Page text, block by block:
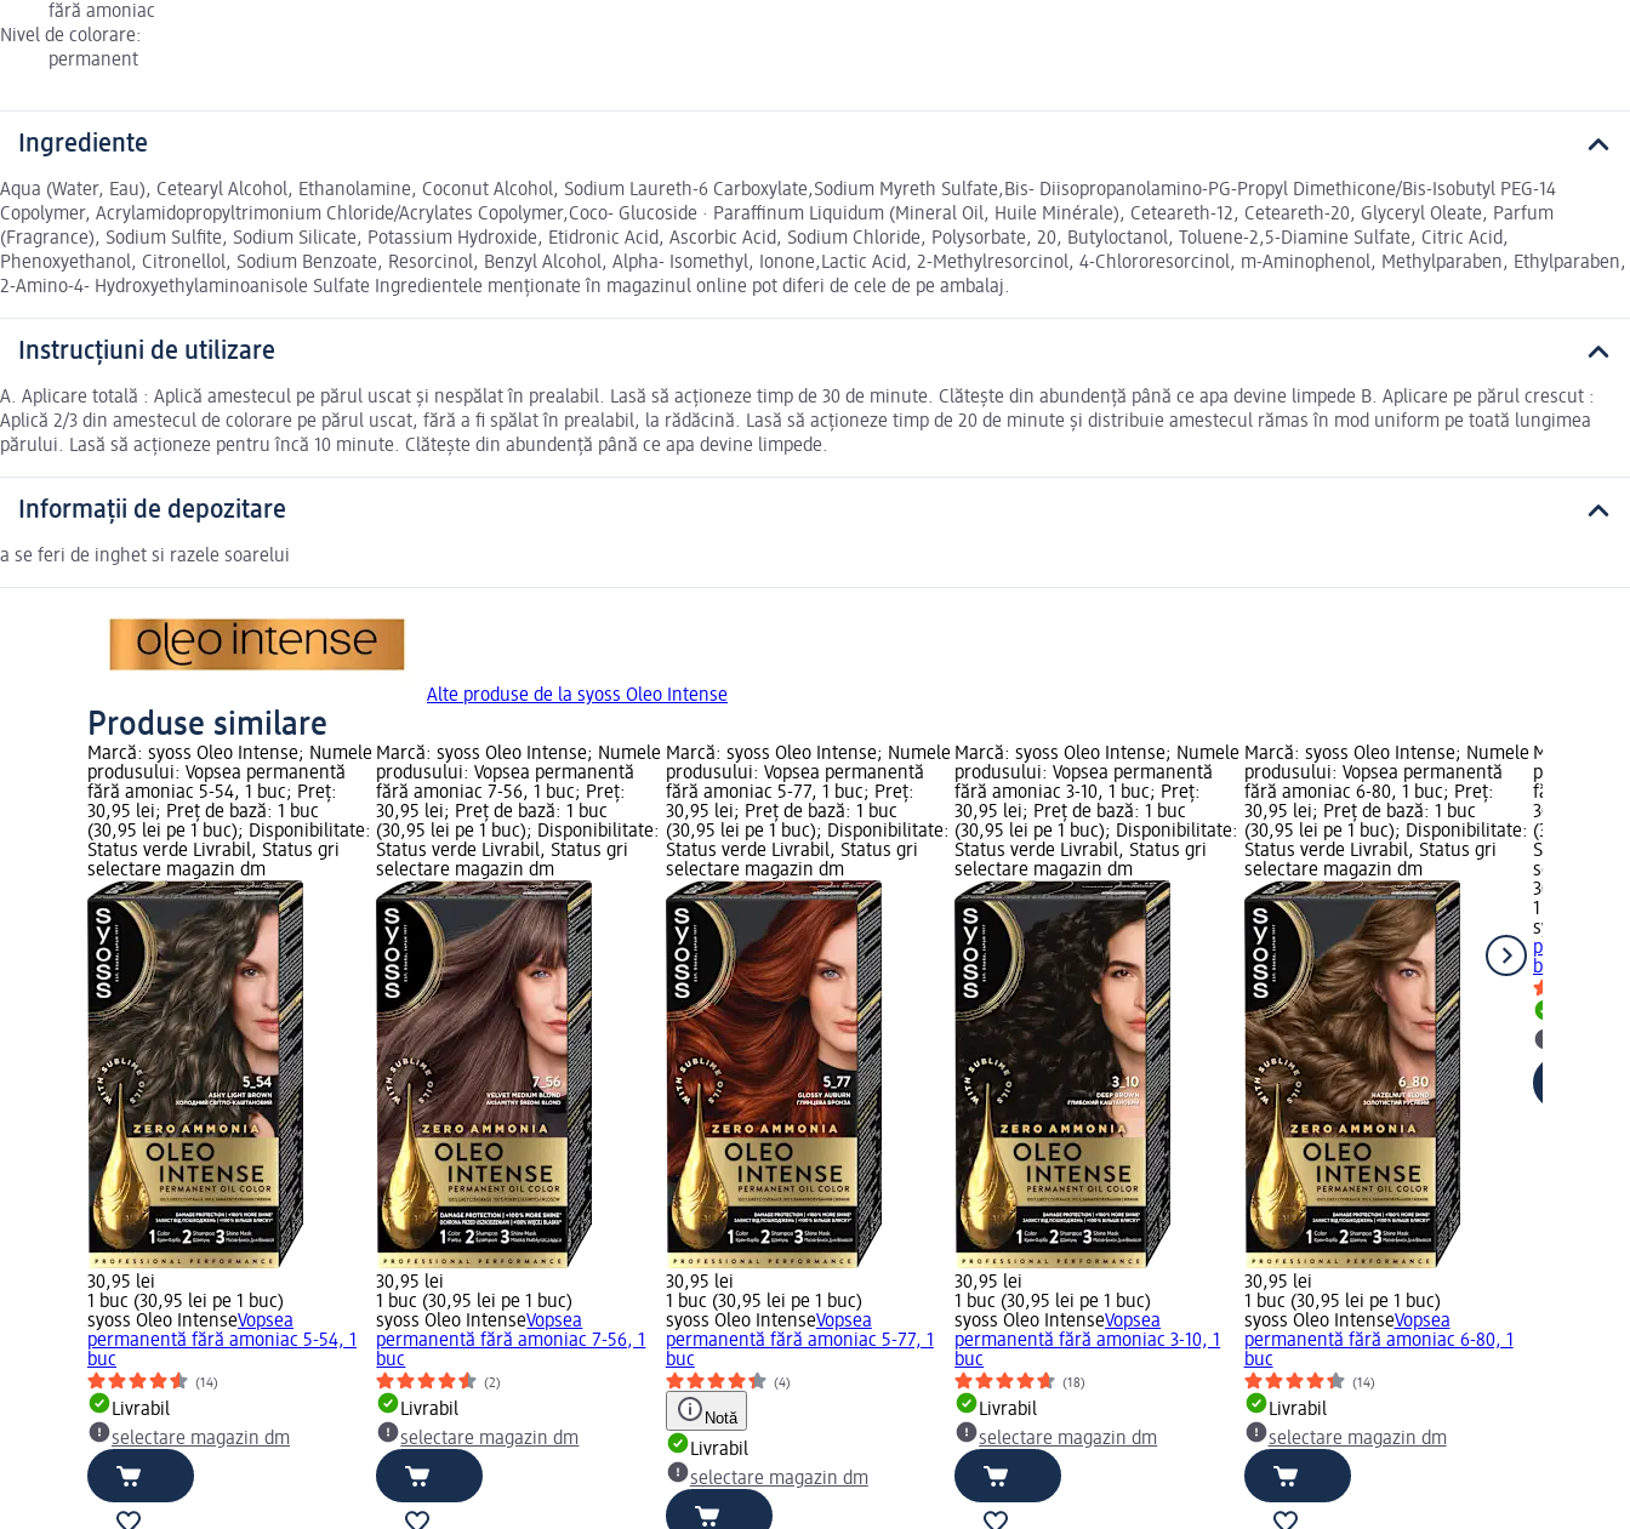
fără amoniac
Nivel de colorare:
permanent
Ingrediente
Aqua (Water, Eau), Cetearyl Alcohol, Ethanolamine, Coconut Alcohol, Sodium Laureth-6 Carboxylate,Sodium Myreth Sulfate,Bis- Diisopropanolamino-PG-Propyl Dimethicone/Bis-Isobutyl PEG-14
Copolymer, Acrylamidopropyltrimonium Chloride/Acrylates Copolymer,Coco- Glucoside · Paraffinum Liquidum (Mineral Oil, Huile Minérale), Ceteareth-12, Ceteareth-20, Glyceryl Oleate, Parfum
(Fragrance), Sodium Sulfite, Sodium Silicate, Potassium Hydroxide, Etidronic Acid, Ascorbic Acid, Sodium Chloride, Polysorbate, 20, Butyloctanol, Toluene-2,5-Diamine Sulfate, Citric Acid,
Phenoxyethanol, Citronellol, Sodium Benzoate, Resorcinol, Benzyl Alcohol, Alpha- Isomethyl, Ionone,Lactic Acid, 2-Methylresorcinol, 4-Chlororesorcinol, m-Aminophenol, Methylparaben, Ethylparaben,
2-Amino-4- Hydroxyethylaminoanisole Sulfate Ingredientele menționate în magazinul online pot diferi de cele de pe ambalaj.
Instrucțiuni de utilizare
A. Aplicare totală : Aplică amestecul pe părul uscat și nespălat în prealabil. Lasă să acționeze timp de 30 de minute. Clătește din abundență până ce apa devine limpede B. Aplicare pe părul crescut :
Aplică 2/3 din amestecul de colorare pe părul uscat, fără a fi spălat în prealabil, la rădăcină. Lasă să acționeze timp de 20 de minute și distribuie amestecul rămas în mod uniform pe toată lungimea
părului. Lasă să acționeze pentru încă 10 minute. Clătește din abundență până ce apa devine limpede.
Informații de depozitare
a se feri de inghet si razele soarelui
Alte produse de la syoss Oleo Intense
Produse similare
Marcă: syoss Oleo Intense; Numele
produsului: Vopsea permanentă
fără amoniac 5-54, 1 buc; Preț:
30,95 lei; Preț de bază: 1 buc
(30,95 lei pe 1 buc); Disponibilitate:
Status verde Livrabil, Status gri
selectare magazin dm
30,95 lei
1 buc (30,95 lei pe 1 buc)
syoss Oleo IntenseVopsea
permanentă fără amoniac 5-54, 1
buc
(14)
Livrabil
selectare magazin dm
Marcă: syoss Oleo Intense; Numele
produsului: Vopsea permanentă
fără amoniac 7-56, 1 buc; Preț:
30,95 lei; Preț de bază: 1 buc
(30,95 lei pe 1 buc); Disponibilitate:
Status verde Livrabil, Status gri
selectare magazin dm
30,95 lei
1 buc (30,95 lei pe 1 buc)
syoss Oleo IntenseVopsea
permanentă fără amoniac 7-56, 1
buc
(2)
Livrabil
selectare magazin dm
Marcă: syoss Oleo Intense; Numele
produsului: Vopsea permanentă
fără amoniac 5-77, 1 buc; Preț:
30,95 lei; Preț de bază: 1 buc
(30,95 lei pe 1 buc); Disponibilitate:
Status verde Livrabil, Status gri
selectare magazin dm
30,95 lei
1 buc (30,95 lei pe 1 buc)
syoss Oleo IntenseVopsea
permanentă fără amoniac 5-77, 1
buc
(4)
Notă
Livrabil
selectare magazin dm
Marcă: syoss Oleo Intense; Numele
produsului: Vopsea permanentă
fără amoniac 3-10, 1 buc; Preț:
30,95 lei; Preț de bază: 1 buc
(30,95 lei pe 1 buc); Disponibilitate:
Status verde Livrabil, Status gri
selectare magazin dm
30,95 lei
1 buc (30,95 lei pe 1 buc)
syoss Oleo IntenseVopsea
permanentă fără amoniac 3-10, 1
buc
(18)
Livrabil
selectare magazin dm
Marcă: syoss Oleo Intense; Numele
produsului: Vopsea permanentă
fără amoniac 6-80, 1 buc; Preț:
30,95 lei; Preț de bază: 1 buc
(30,95 lei pe 1 buc); Disponibilitate:
Status verde Livrabil, Status gri
selectare magazin dm
30,95 lei
1 buc (30,95 lei pe 1 buc)
syoss Oleo IntenseVopsea
permanentă fără amoniac 6-80, 1
buc
(14)
Livrabil
selectare magazin dm
Marcă:
produsului:
fără
30,95 lei;
(30,95 lei
Status
selectare
30,95 lei
1 buc
syoss Oleo
buc